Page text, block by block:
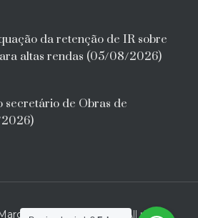
da retenção de IR sobre
altas rendas (05/08/2026)
secretário de Obras de
Bona Advogado . All rights